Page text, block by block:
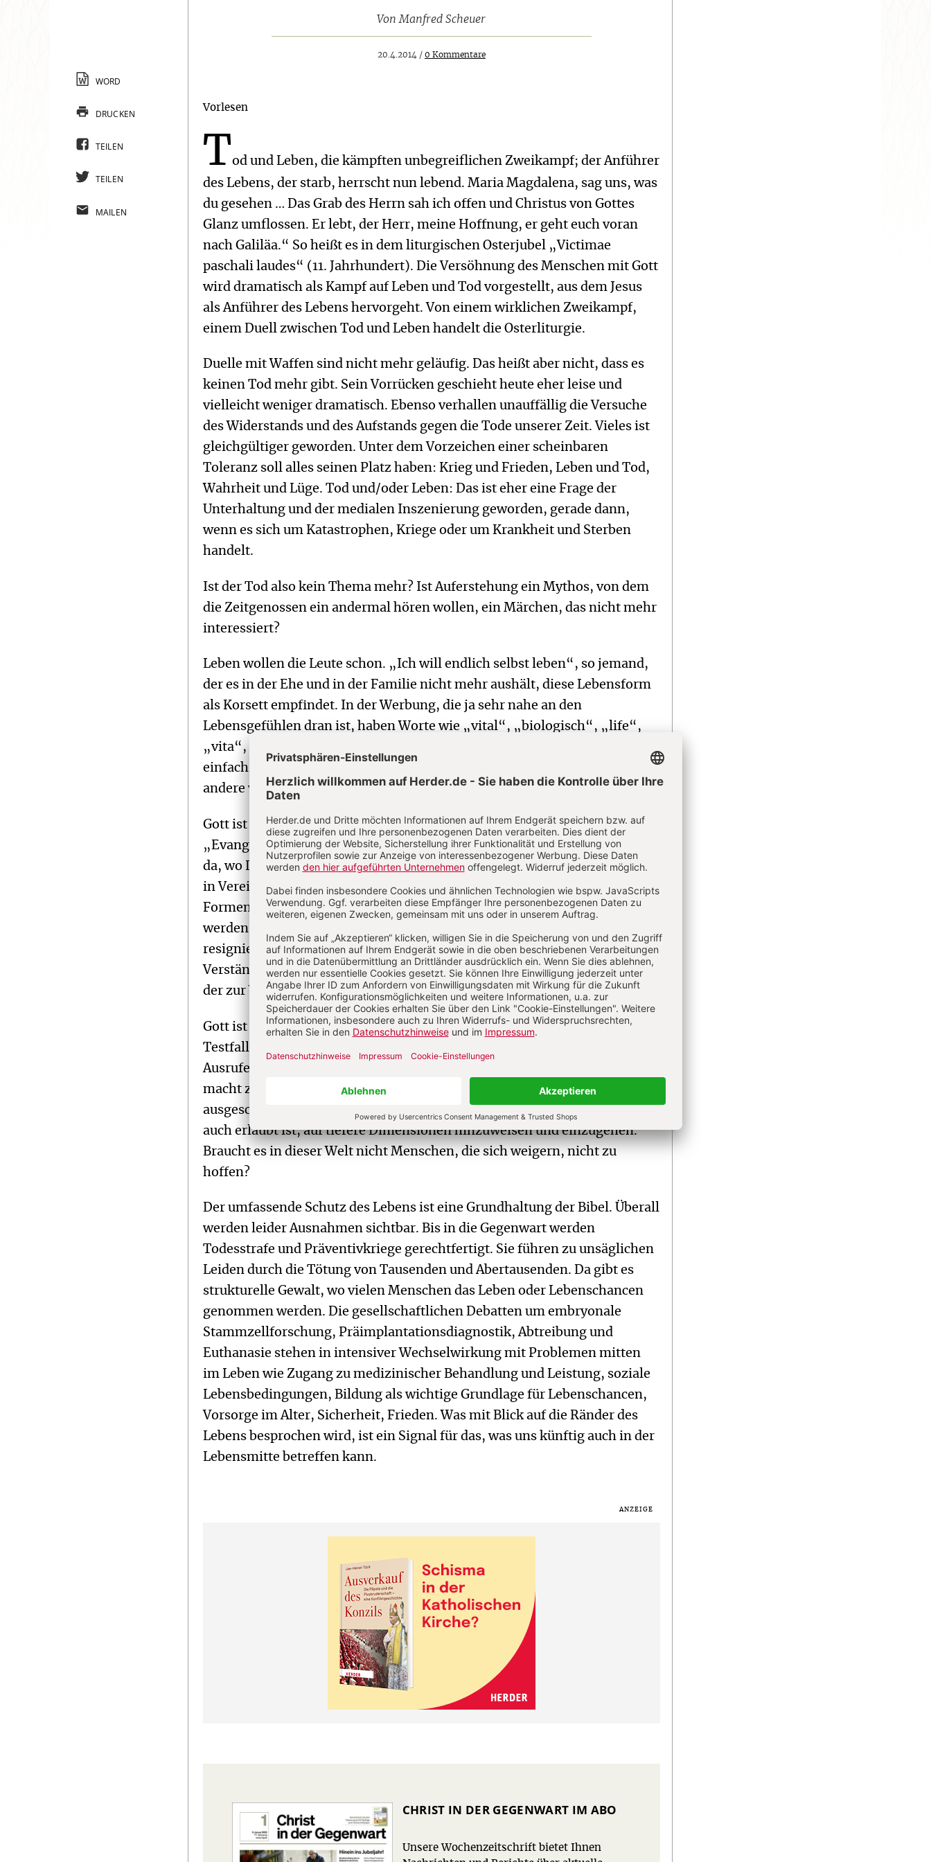
Von Manfred Scheuer
20.4.2014 / 0 Kommentare
Vorlesen
Tod und Leben, die kämpften unbegreiflichen Zweikampf; der Anführer
des Lebens, der starb, herrscht nun lebend. Maria Magdalena, sag uns, was
du gesehen … Das Grab des Herrn sah ich offen und Christus von Gottes
Glanz umflossen. Er lebt, der Herr, meine Hoffnung, er geht euch voran
nach Galiläa.“ So heißt es in dem liturgischen Osterjubel „Victimae
paschali laudes“ (11. Jahr­hundert). Die Versöhnung des Menschen mit Gott
wird dramatisch als Kampf auf Leben und Tod vorgestellt, aus dem Jesus
als Anführer des Lebens hervorgeht. Von einem wirklichen Zweikampf,
einem Duell zwischen Tod und Leben handelt die Osterliturgie.
Duelle mit Waffen sind nicht mehr geläufig. Das heißt aber nicht, dass es
keinen Tod mehr gibt. Sein Vorrücken geschieht heute eher leise und
vielleicht weniger dramatisch. Ebenso verhallen unauffällig die Versuche
des Widerstands und des Aufstands gegen die Tode unserer Zeit. Vieles ist
gleichgültiger geworden. Unter dem Vorzeichen einer scheinbaren
Toleranz soll alles seinen Platz haben: Krieg und Frieden, Leben und Tod,
Wahrheit und Lüge. Tod und/oder Leben: Das ist eher eine Frage der
Unterhaltung und der me­dia­len Inszenierung geworden, gerade dann,
wenn es sich um Katastrophen, Kriege oder um Krankheit und Sterben
handelt.
Ist der Tod also kein Thema mehr? Ist Auferstehung ein Mythos, von dem
die Zeitgenossen ein andermal hören wollen, ein Märchen, das nicht mehr
interessiert?
Leben wollen die Leute schon. „Ich will endlich selbst leben“, so jemand,
der es in der Ehe und in der Familie nicht mehr aushält, diese Lebensform
als Korsett empfindet. In der Werbung, die ja sehr nahe an den
Lebensgefühlen dran ist, haben Worte wie „vital“, „biologisch“, „life“,
„vita“, also lauter Lebensworte, Konjunktur. Und doch ist es nicht so
einfach, das richtige, das gute Leben zu finden. Manche machen sich und
andere vor lauter Hunger und Durst nach Leben kaputt.
Gott ist ein Freund des Lebens, heißt es im Buch der Weisheit (11,26). Das
„Evangelium vom Leben“ steht im Kontrast zur „Welt des Todes“. Überall
da, wo Leben abgeschnitten wird, wo Beziehungen zerstört, wo Menschen
in Vereinsamung gefallen sind, da ereignet sich der Tod mitten im Leben.
Formen des Todes sind: nicht mehr gebraucht zu sein, abgeschrieben zu
werden, zum alten Eisen zu gehören, keine Zukunft zu haben, zu
resignieren, bloß oberflächlich zu leben. Tot ist nach biblischem
Verständnis der Egoist, der Erkaltete, der Zynische. Lebendig hingegen ist
der zur Wandlung, zur Umkehr, zur Hoffnung Bereite.
Gott ist der, der die Toten lebendig machen kann. Die Auferstehung ist ein
Testfall des Glaubens. Kirche will von ihrem Selbstverständnis her ein
Ausrufezeichen für den Gott des Lebens sein. Sie setzt einen Punkt und
macht zugleich ein Fragezeichen, ob das Leben mit all dem schon
ausgeschöpft ist, was sich unmittelbar darbietet, oder ob es nicht doch
auch erlaubt ist, auf tiefere Dimensionen hinzuweisen und einzugehen.
Braucht es in dieser Welt nicht Menschen, die sich weigern, nicht zu
hoffen?
Der umfassende Schutz des Lebens ist eine Grundhaltung der Bibel. Überall
werden leider Ausnahmen sichtbar. Bis in die Gegenwart werden
Todesstrafe und Präventivkriege gerechtfertigt. Sie führen zu unsäglichen
Leiden durch die Tötung von Tausenden und Abertausenden. Da gibt es
strukturelle Gewalt, wo vielen Menschen das Leben oder Lebenschancen
genommen werden. Die gesellschaftlichen Debatten um embryonale
Stammzellforschung, Präimplantationsdiagnostik, Abtreibung und
Euthanasie stehen in intensiver Wechselwirkung mit Problemen mitten
im Leben wie Zugang zu medizinischer Behandlung und Leistung, soziale
Lebensbedingungen, Bildung als wichtige Grundlage für Lebenschancen,
Vorsorge im Alter, Sicherheit, Frieden. Was mit Blick auf die Ränder des
Lebens besprochen wird, ist ein Signal für das, was uns künftig auch in der
Lebensmitte betreffen kann.
CHRIST IN DER GEGENWART IM ABO
Unsere Wochenzeitschrift bietet Ihnen
WORD
DRUCKEN
TEILEN
TEILEN
MAILEN